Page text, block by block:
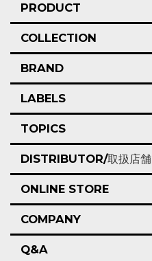
PRODUCT
COLLECTION
BRAND
LABELS
TOPICS
DISTRIBUTOR/取扱店舗
ONLINE STORE
COMPANY
Q&A